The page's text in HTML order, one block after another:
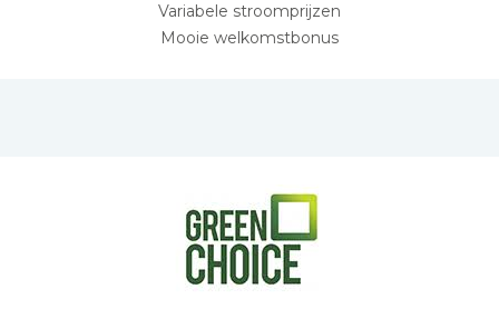
Variabele stroomprijzen
Mooie welkomstbonus